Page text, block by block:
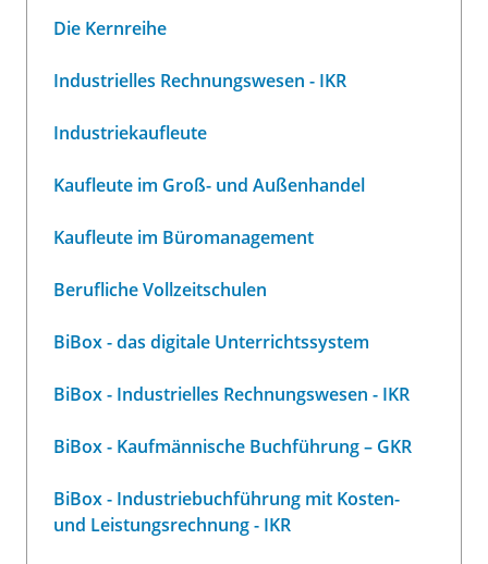
Die Kernreihe
Industrielles Rechnungswesen - IKR
Industriekaufleute
Kaufleute im Groß- und Außenhandel
Kaufleute im Büromanagement
Berufliche Vollzeitschulen
BiBox - das digitale Unterrichtssystem
BiBox - Industrielles Rechnungswesen - IKR
BiBox - Kaufmännische Buchführung – GKR
BiBox - Industriebuchführung mit Kosten-
und Leistungsrechnung - IKR